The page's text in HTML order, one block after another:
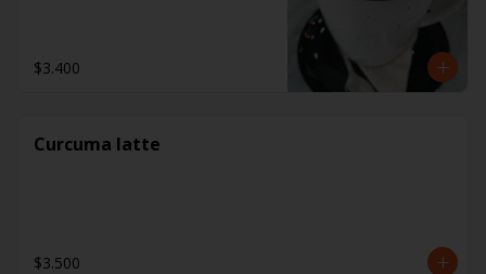
$3.400
Curcuma latte
$3.500